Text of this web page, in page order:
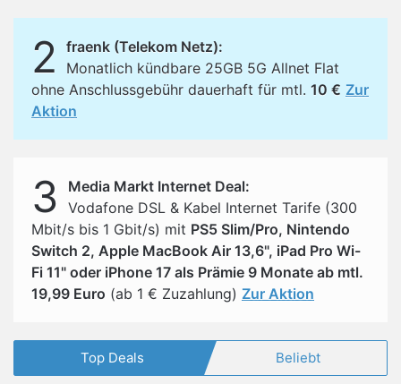
2
fraenk (Telekom Netz):
Monatlich kündbare 25GB 5G Allnet Flat
ohne Anschlussgebühr dauerhaft für mtl. 10 € Zur
Aktion
3
Media Markt Internet Deal:
Vodafone DSL & Kabel Internet Tarife (300
Mbit/s bis 1 Gbit/s) mit PS5 Slim/Pro, Nintendo
Switch 2, Apple MacBook Air 13,6", iPad Pro Wi-
Fi 11" oder iPhone 17 als Prämie 9 Monate ab mtl.
19,99 Euro (ab 1 € Zuzahlung) Zur Aktion
Top Deals Beliebt